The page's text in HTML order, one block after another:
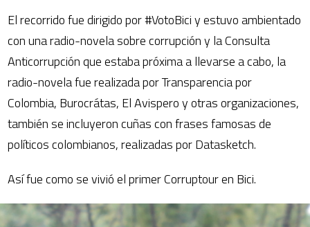
El recorrido fue dirigido por #VotoBici y estuvo ambientado
con una radio-novela sobre corrupción y la Consulta
Anticorrupción que estaba próxima a llevarse a cabo, la
radio-novela fue realizada por Transparencia por
Colombia, Burocrátas, El Avispero y otras organizaciones,
también se incluyeron cuñas con frases famosas de
políticos colombianos, realizadas por Datasketch.
Así fue como se vivió el primer Corruptour en Bici.